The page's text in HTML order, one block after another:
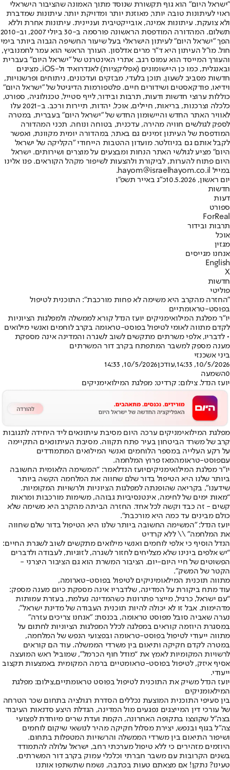
"ישראל היום" הוא גוף תקשורת שנוסד מתוך האמונה שהציבור הישראלי
ראוי לעיתונות טובה יותר, מאוזנת יותר ומדויקת יותר. עיתונות שמדברת
ולא צועקת. עיתונות אמינה, אובייקטיבית ועניינית. עיתונות אחרת וללא
תשלום. המהדורה המודפסת הראשונה פורסמה ב-30 ביולי 2007, וב-2010
הפך "ישראל היום" לעיתון הישראלי בעל שיעור החשיפה הגבוה ביותר בימי
חול. מו"ל העיתון היא ד"ר מרים אדלסון. העורך הראשי הוא עמר לחמנוביץ,
והעורך המייסד הוא עמוס רגב. אתרי האינטרנט של "ישראל היום" בעברית
ובאנגלית, כמו כן היישומונים (אפליקציות) לאנדרואיד ול-iOS, מציגים
חדשות מסביב לשעון, תוכן בלעדי, מבזקים ועדכונים, ניתוחים ופרשנויות,
וידיאו, פודקאסטים ושידורים חיים. פלטפורמות הדיגיטל של "ישראל היום"
כוללות ערוצי חדשות ודעות, תרבות ובידור, לייף סטייל, טכנולוגיה, ספורט,
כלכלה וצרכנות, בריאות, חיילים, אוכל, יהדות, תיירות ורכב. ב-2021 עלו
לאוויר האתר החדש והיישומון החדש של "ישראל היום" בעברית, במטרה
לספק לגולשים חוויה מהירה, עדכנית, בטוחה ונוחה. תכני המהדורה
המודפסת של העיתון זמינים גם באתר, במהדורה יומית מקוונת, ואפשר
לקבל אותם גם בניוזלטר. מועדון ההטבות הייחודי "הקליקה של ישראל
היום" מציע לגולשי האתר הנחות ומבצעים על מוצרים ושירותים. ישראל
היום פתוח להערות, לביקורת ולהצעות לשיפור מקהל הקוראים. פנו אלינו
במייל hayom@israelhayom.co.il.
יום ראשון, 10.5.2026
כ"ג באייר תשפ"ו
חדשות
דעות
ספורט
ForReal
תרבות ובידור
אוכל
מגזין
אנחנו מגייסים
English
X
חדשות
פוליטי
"החזרה מהקרב היא משימה לא פחות מורכבת": התוכנית לטיפול
בפוסט-טראומתיים
יו״ר מפלגת המילואימניקים יועז הנדל קורא לממשלה ולמפלגות הציוניות
לקדם מתווה לאומי לטיפול בפוסט-טראומה בקרב לוחמים ואנשי מילואים
• לדבריו, אלפי משרתים מתקשים לשוב לשגרה והמדינה אינה מספקת
מענה מספק למשבר המתפתח בקרב דור המשרתים
ביני אשכנזי
10/5/2026, 14:33
,עודכן10/5/2026, 14:33
0השמעה
יועז הנדל. צילום: קרדיט: מפלגת המילואימניקים
מפלגת המילואימניקים ערכה היום מסיבת עיתונאים ליד היחידה לתגובות
קרב של משרד הביטחון בעיר פתח תקווה. מסיבת העיתונאים התקיימה
על רקע העלייה במספר הלוחמים ואנשי המילואים המתמודדים
עםפוסט-טראומהמאז פרוץ המלחמה.
יו״ר מפלגת המילואימניקיםיועז הנדלאמר: “המשימה הלאומית החשובה
ביותר שלנו היא הטיפול בדור שלם שחווה את המלחמה הקשה ביותר
שידענו”, בקריאה שהופנתה למפלגות הציוניות ולרשויות המקומיות.
“מאות ימים של לחימה, אינטנסיביות גבוהה, משימות מורכבות ומראות
קשים - זה כבד וקשה לכל אחד. החזרה הביתה מהקרב היא משימה שלא
כולם מבינים עד כמה היא מורכבת”.
יועז הנדל: "המשימה החשובה ביותר שלנו היא הטיפול בדור שלם שחווה
את המלחמה" \\ ללא קרדיט
הנדל הוסיף כי אלפי לוחמים ואנשי מילואים מתקשים לשוב לשגרת החיים:
“יש אלפים בינינו שלא מצליחים לחזור לשגרה, לזוגיות, לעבודה ולדברים
הפשוטים של חיי היום-יום. הציבור המשרת הוא גם הציבור היצרני -
הקטר של המשק”.
מתווה תוכנית המילאומיניקים לטיפול בפוסט-טארומה,
עוד מתח ביקורת על המדינה, שלדבריו אינה מספקת כיום מענה מספק:
“עם ישראל, כרגיל, מייצר פתרונות כשהמדינה נעלמת, בעזרת עמותות
מדהימות. אבל זו לא יכולה להיות תוכנית העבודה של מדינת ישראל”.
נערה שאביה סובל מפוסט טראומה, בכנסת: ״אנחנו צריכים עזרה"
במסגרת היוזמה קוראים במפלגה לכלל המפלגות הציוניות לחתום על
מתווה ייעודי לטיפול בפוסט-טראומה ובפצועי הנפש של המלחמה,
במטרה לקדם חקיקה ותיאום בין משרדי הממשלה. עוד הם קוראים
לרשויות המקומיות לאמץ את “מודל חוף הכרמל”, שמוביל ראש המועצה
אסיף איזק, לטיפול בפוסט-טראומטיים ברמה המקומית באמצעות תקצוב
ייעודי.
יועז הנדל משיק את התוכנית לטיפול בפוסט טראומתיים,צילום: מפלגת
המילאומניקים
בין סעיפי התוכנית המוצעת נכללים הסדרת רגולציה בתחום שכר הטרחה
של עורכי דין המייצגים נפגעים מול המדינה, הגדלת היצע סדנאות העיבוד
בצה״ל שקוצצו בתקופה האחרונה, הקמת ועדת שרים מיוחדת לפצועי
צה״ל בגוף ובנפש, יצירת מסלול חקיקה מהיר לנושאי שיקום לוחמים
ושיפור התיאום בין משרדי הממשלה והרשויות המטפלות בתחום.
היוזמים מזהירים כי ללא טיפול מערכתי רחב, ישראל עלולה להתמודד
בשנים הקרובות עם משבר חברתי וכלכלי עמוק בקרב דור המשרתים.
טעינו? נתקן! אם מצאתם טעות בכתבה, נשמח שתשתפו אותנו